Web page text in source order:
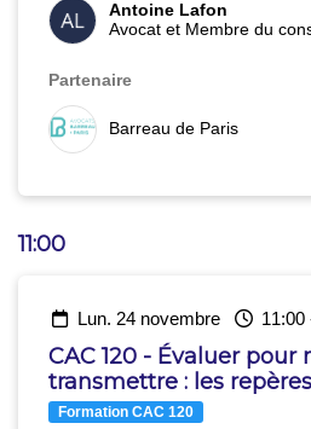
Antoine Lafon
Avocat et Membre du
Partenaire
Barreau de Paris
11:00
lun. 24 novembre 11:00
CAC 120 - Évaluer pour
transmettre : les
Formation CAC 120